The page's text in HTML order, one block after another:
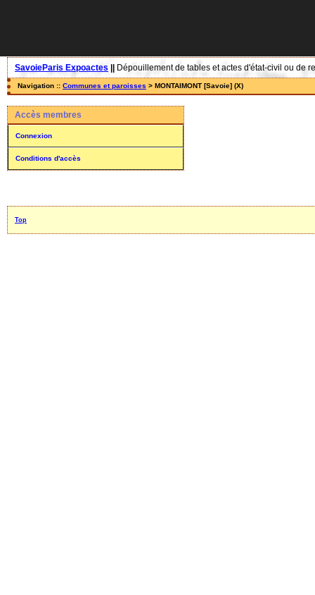
SavoieParis Expoactes Dépouillement de tables et actes d'état-civil ou de
Navigation :: Communes et paroisses > MONTAIMONT [Savoie] (X)
Accès membres
Connexion
Conditions d'accès
Top